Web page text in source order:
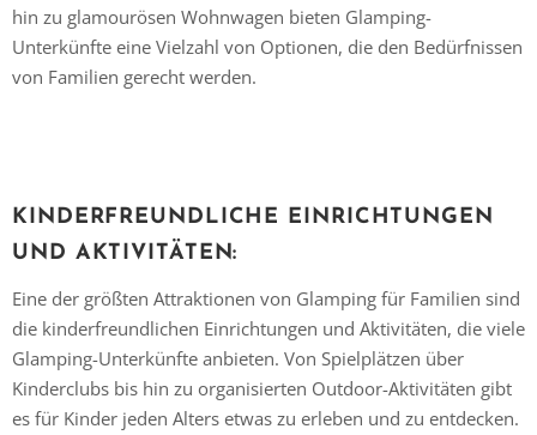
hin zu glamourösen Wohnwagen bieten Glamping-
Unterkünfte eine Vielzahl von Optionen, die den Bedürfnissen
von Familien gerecht werden.
KINDERFREUNDLICHE EINRICHTUNGEN
UND AKTIVITÄTEN:
Eine der größten Attraktionen von Glamping für Familien sind
die kinderfreundlichen Einrichtungen und Aktivitäten, die viele
Glamping-Unterkünfte anbieten. Von Spielplätzen über
Kinderclubs bis hin zu organisierten Outdoor-Aktivitäten gibt
es für Kinder jeden Alters etwas zu erleben und zu entdecken.